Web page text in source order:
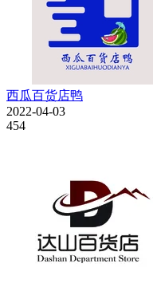
西瓜百货店鸭
2022-04-03
454